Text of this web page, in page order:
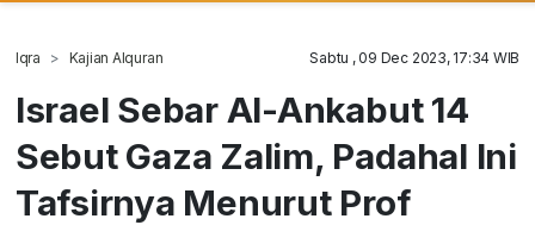
Iqra Kajian Alquran Sabtu , 09 Dec 2023, 17:34 WIB
Israel Sebar Al-Ankabut 14
Sebut Gaza Zalim, Padahal Ini
Tafsirnya Menurut Prof